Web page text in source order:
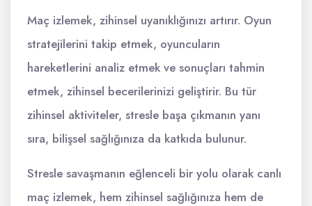
Maç izlemek, zihinsel uyanıklığınızı artırır. Oyun
stratejilerini takip etmek, oyuncuların
hareketlerini analiz etmek ve sonuçları tahmin
etmek, zihinsel becerilerinizi geliştirir. Bu tür
zihinsel aktiviteler, stresle başa çıkmanın yanı
sıra, bilişsel sağlığınıza da katkıda bulunur.
Stresle savaşmanın eğlenceli bir yolu olarak canlı
maç izlemek, hem zihinsel sağlığınıza hem de